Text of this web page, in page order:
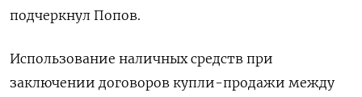
подчеркнул Попов.
Использование наличных средств при
заключении договоров купли-продажи между